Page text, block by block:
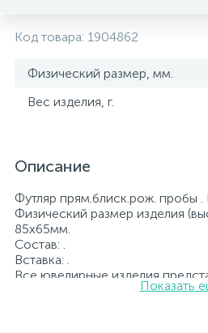
Код товара: 1904862
Физический размер, мм.
Вес изделия, г.
Описание
Футляр прям.блиск.рож. пробы .
Физический размер изделия
85х65мм.
Состав: .
Вставка: .
Все ювелирные изделия
сайте прошли внутреннийПоказать